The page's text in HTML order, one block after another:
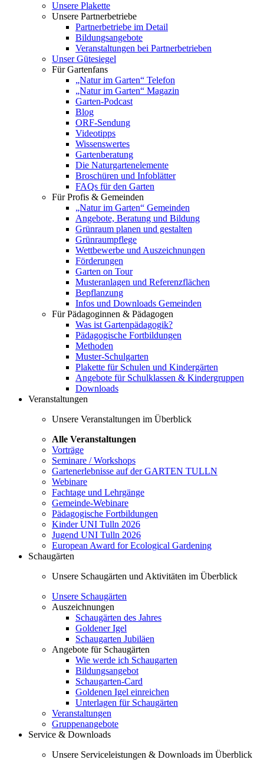
Unsere Plakette
Unsere Partnerbetriebe
Partnerbetriebe im Detail
Bildungsangebote
Veranstaltungen bei Partnerbetrieben
Unser Gütesiegel
Für Gartenfans
„Natur im Garten“ Telefon
„Natur im Garten“ Magazin
Garten-Podcast
Blog
ORF-Sendung
Videotipps
Wissenswertes
Gartenberatung
Die Naturgartenelemente
Broschüren und Infoblätter
FAQs für den Garten
Für Profis & Gemeinden
„Natur im Garten“ Gemeinden
Angebote, Beratung und Bildung
Grünraum planen und gestalten
Grünraumpflege
Wettbewerbe und Auszeichnungen
Förderungen
Garten on Tour
Musteranlagen und Referenzflächen
Bepflanzung
Infos und Downloads Gemeinden
Für Pädagoginnen & Pädagogen
Was ist Gartenpädagogik?
Pädagogische Fortbildungen
Methoden
Muster-Schulgarten
Plakette für Schulen und Kindergärten
Angebote für Schulklassen & Kindergruppen
Downloads
Veranstaltungen
Unsere Veranstaltungen im Überblick
Alle Veranstaltungen
Vorträge
Seminare / Workshops
Gartenerlebnisse auf der GARTEN TULLN
Webinare
Fachtage und Lehrgänge
Gemeinde-Webinare
Pädagogische Fortbildungen
Kinder UNI Tulln 2026
Jugend UNI Tulln 2026
European Award for Ecological Gardening
Schaugärten
Unsere Schaugärten und Aktivitäten im Überblick
Unsere Schaugärten
Auszeichnungen
Schaugärten des Jahres
Goldener Igel
Schaugarten Jubiläen
Angebote für Schaugärten
Wie werde ich Schaugarten
Bildungsangebot
Schaugarten-Card
Goldenen Igel einreichen
Unterlagen für Schaugärten
Veranstaltungen
Gruppenangebote
Service & Downloads
Unsere Serviceleistungen & Downloads im Überblick